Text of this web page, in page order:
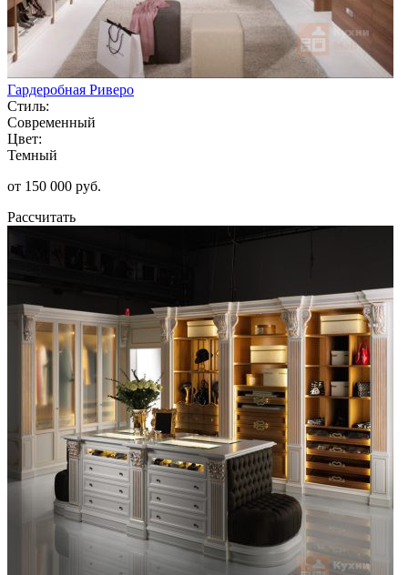
Гардеробная Риверо
Стиль:
Современный
Цвет:
Темный
от 150 000 руб.
Рассчитать